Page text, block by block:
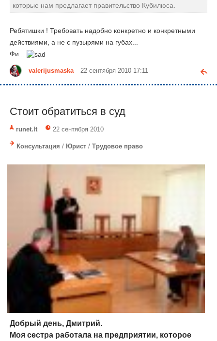
которые нам предлагает правительство Кубилюса.
Ребятишки ! Требовать надобно конкретно и конкретными
действиями, а не с пузырями на губах...
Фи...
valerijusmaska 22 сентября 2010 17:11
Стоит обратиться в суд
runet.lt 22 сентября 2010
Консультация / Юрист / Трудовое право
Добрый день, Дмитрий.
Моя сестра работала на предприятии, которое